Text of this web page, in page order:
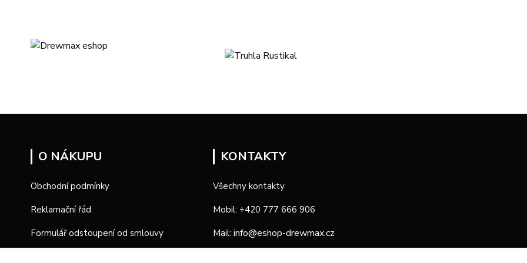
O NÁKUPU
Obchodní podmínky
Reklamační řád
Formulář odstoupení od smlouvy
KONTAKTY
Všechny kontakty
Mobil: +420 777 666 906
Mail: info@eshop-drewmax.cz